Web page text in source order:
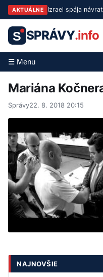
AKTUÁLNE
S SPRÁVY.info
☰ Menu
Mariána
Správy22. 8. 2018 20:15
NAJNOVŠIE